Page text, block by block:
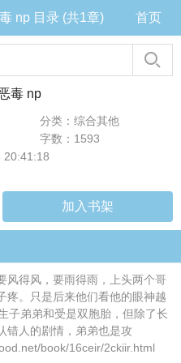
np 目录 (共1章) 首页
毒 np
分类：综合其他
字数：1593
20:41:18
加入书架
风得风，要雨得雨，上头两个哥
疼。只是后来他们看他的眼神越
子弟弟和受是双胞胎，但除了长
错人的剧情，弟弟也是攻
book/16ceir/2ckiir.html